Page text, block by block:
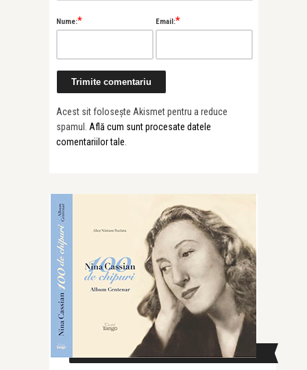
Nume:* Email:*
Acest sit folosește Akismet pentru a reduce
spamul. Află cum sunt procesate datele
comentariilor tale
CAUTĂ ÎN SITE